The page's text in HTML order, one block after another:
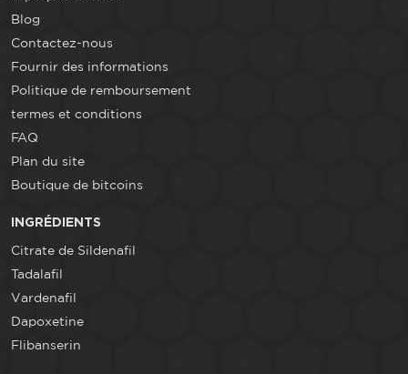
Blog
Contactez-nous
Fournir des informations
Politique de remboursement
termes et conditions
FAQ
Plan du site
Boutique de bitcoins
INGRÉDIENTS
Citrate de Sildenafil
Tadalafil
Vardenafil
Dapoxetine
Flibanserin